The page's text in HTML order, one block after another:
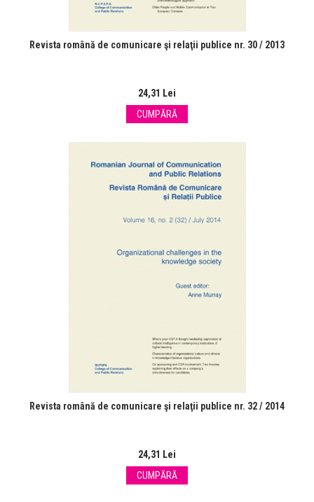
Revista română de comunicare şi relaţii publice nr. 30 / 2013
24,31 Lei
CUMPĂRĂ
Revista română de comunicare şi relaţii publice nr. 32 / 2014
24,31 Lei
CUMPĂRĂ